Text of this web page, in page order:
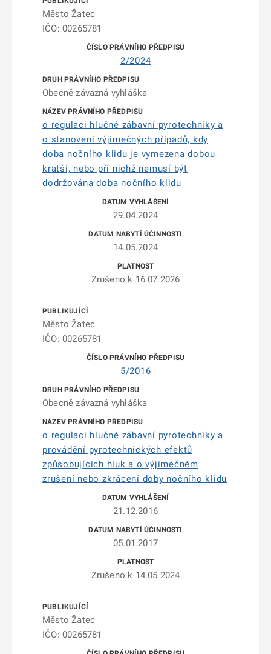
Město Žatec
IČO: 00265781
2/2024
Obecně závazná vyhláška
o regulaci hlučné zábavní pyrotechniky a
o stanovení výjimečných případů, kdy
doba nočního klidu je vymezena dobou
kratší, nebo při nichž nemusí být
dodržována doba nočního klidu
29.04.2024
14.05.2024
Zrušeno k 16.07.2026
Město Žatec
IČO: 00265781
5/2016
Obecně závazná vyhláška
o regulaci hlučné zábavní pyrotechniky a
provádění pyrotechnických efektů
způsobujících hluk a o výjimečném
zrušení nebo zkrácení doby nočního klidu
21.12.2016
05.01.2017
Zrušeno k 14.05.2024
Město Žatec
IČO: 00265781